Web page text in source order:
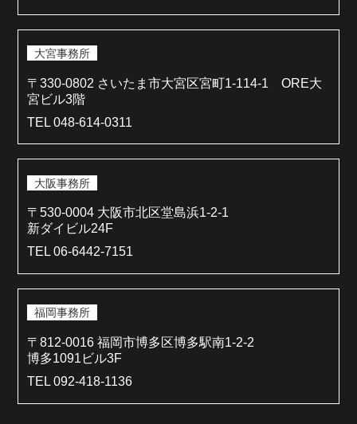
大宮事務所
〒330-0802 さいたま市大宮区宮町1-114-1 ORE大
宮ビル3階
TEL 048-614-0311
大阪事務所
〒530-0004 大阪市北区堂島浜1-2-1
新ダイビル24F
TEL 06-6442-7151
福岡事務所
〒812-0016 福岡市博多区博多駅南1-2-2
博多1091ビル3F
TEL 092-418-1136